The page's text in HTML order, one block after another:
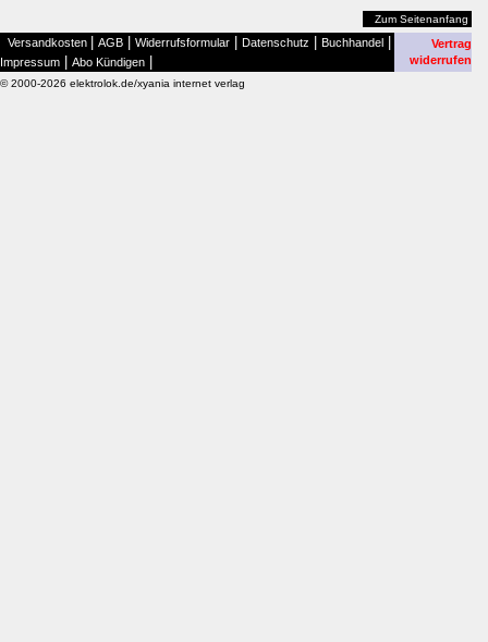
Zum Seitenanfang
Versandkosten AGB Widerrufsformular Datenschutz Buchhandel
Impressum Abo Kündigen
Vertrag
widerrufen
© 2000-2026 elektrolok.de/xyania internet verlag